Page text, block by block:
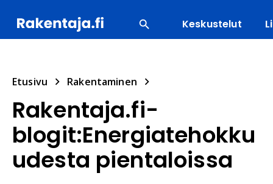
Keskustelut
Etusivu Rakentaminen
Rakentaja.fi-
blogit:Energiatehokku
udesta pientaloissa